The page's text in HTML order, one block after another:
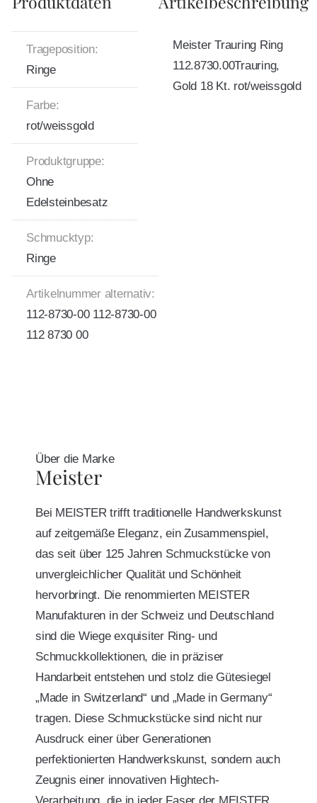
Trageposition:
Ringe
Farbe:
rot/weissgold
Produktgruppe:
Ohne
Edelsteinbesatz
Schmucktyp:
Ringe
Artikelnummer alternativ:
112-8730-00 112-8730-00
112 8730 00
Meister Trauring Ring
112.8730.00Trauring,
Gold 18 Kt. rot/weissgold
Über die Marke
Meister
Bei MEISTER trifft traditionelle Handwerkskunst
auf zeitgemäße Eleganz, ein Zusammenspiel,
das seit über 125 Jahren Schmuckstücke von
unvergleichlicher Qualität und Schönheit
hervorbringt. Die renommierten MEISTER
Manufakturen in der Schweiz und Deutschland
sind die Wiege exquisiter Ring- und
Schmuckkollektionen, die in präziser
Handarbeit entstehen und stolz die Gütesiegel
„Made in Switzerland“ und „Made in Germany“
tragen. Diese Schmuckstücke sind nicht nur
Ausdruck einer über Generationen
perfektionierten Handwerkskunst, sondern auch
Zeugnis einer innovativen Hightech-
Verarbeitung, die in jeder Faser der MEISTER